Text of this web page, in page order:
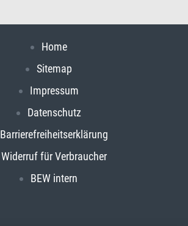
Home
Sitemap
Impressum
Datenschutz
Barrierefreiheitserklärung
Widerruf für Verbraucher
BEW intern